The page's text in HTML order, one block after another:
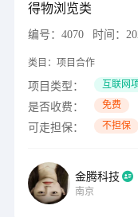
得物浏览类
编号： 4070 时间：
类目： 项目合作
项目类型： 互联网
是否收费： 免费
可走担保： 不担保
金腾科技
南京